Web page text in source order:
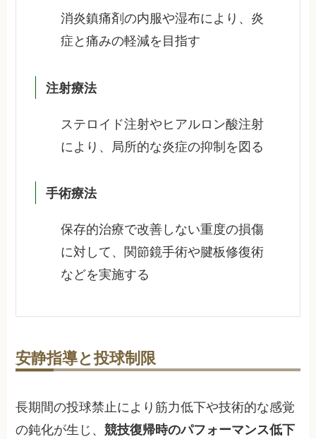
消炎鎮痛剤の内服や湿布により、炎
症と痛みの軽減を目指す
注射療法
ステロイド注射やヒアルロン酸注射
により、局所的な炎症の抑制を図る
手術療法
保存的治療で改善しない重度の損傷
に対して、関節鏡手術や腱板修復術
などを実施する
安静指導と投球制限
長期間の投球禁止により筋力低下や技術的な感覚
の鈍化が生じ、競技復帰時のパフォーマンス低下